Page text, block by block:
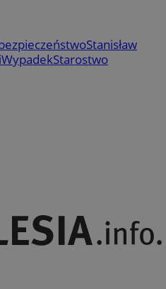
Stanisław
WypadekStarostwo